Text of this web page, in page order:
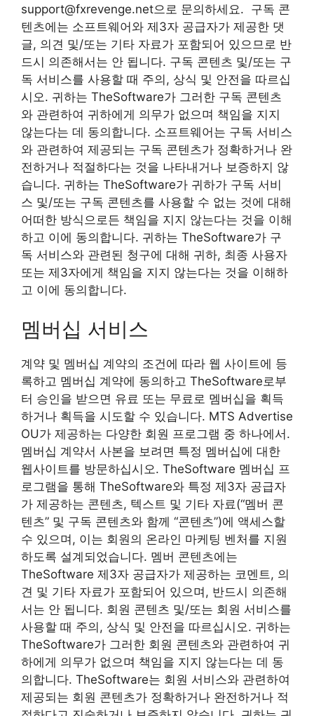
support@fxrevenge.net으로 문의하세요. 구독 콘
텐츠에는 소프트웨어와 제3자 공급자가 제공한 댓
글, 의견 및/또는 기타 자료가 포함되어 있으므로 반
드시 의존해서는 안 됩니다. 구독 콘텐츠 및/또는 구
독 서비스를 사용할 때 주의, 상식 및 안전을 따르십
시오. 귀하는 TheSoftware가 그러한 구독 콘텐츠
와 관련하여 귀하에게 의무가 없으며 책임을 지지
않는다는 데 동의합니다. 소프트웨어는 구독 서비스
와 관련하여 제공되는 구독 콘텐츠가 정확하거나 완
전하거나 적절하다는 것을 나타내거나 보증하지 않
습니다. 귀하는 TheSoftware가 귀하가 구독 서비
스 및/또는 구독 콘텐츠를 사용할 수 없는 것에 대해
어떠한 방식으로든 책임을 지지 않는다는 것을 이해
하고 이에 동의합니다. 귀하는 TheSoftware가 구
독 서비스와 관련된 청구에 대해 귀하, 최종 사용자
또는 제3자에게 책임을 지지 않는다는 것을 이해하
고 이에 동의합니다.
멤버십 서비스
계약 및 멤버십 계약의 조건에 따라 웹 사이트에 등
록하고 멤버십 계약에 동의하고 TheSoftware로부
터 승인을 받으면 유료 또는 무료로 멤버십을 획득
하거나 획득을 시도할 수 있습니다. MTS Advertise
OU가 제공하는 다양한 회원 프로그램 중 하나에서.
멤버십 계약서 사본을 보려면 특정 멤버십에 대한
웹사이트를 방문하십시오. TheSoftware 멤버십 프
로그램을 통해 TheSoftware와 특정 제3자 공급자
가 제공하는 콘텐츠, 텍스트 및 기타 자료(“멤버 콘
텐츠” 및 구독 콘텐츠와 함께 “콘텐츠”)에 액세스할
수 있으며, 이는 회원의 온라인 마케팅 벤처를 지원
하도록 설계되었습니다. 멤버 콘텐츠에는
TheSoftware 제3자 공급자가 제공하는 코멘트, 의
견 및 기타 자료가 포함되어 있으며, 반드시 의존해
서는 안 됩니다. 회원 콘텐츠 및/또는 회원 서비스를
사용할 때 주의, 상식 및 안전을 따르십시오. 귀하는
TheSoftware가 그러한 회원 콘텐츠와 관련하여 귀
하에게 의무가 없으며 책임을 지지 않는다는 데 동
의합니다. TheSoftware는 회원 서비스와 관련하여
제공되는 회원 콘텐츠가 정확하거나 완전하거나 적